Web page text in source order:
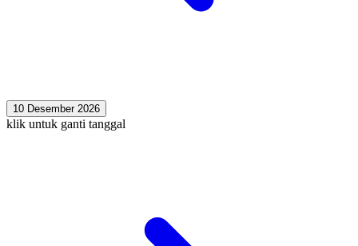
10 Desember 2026
klik untuk ganti tanggal